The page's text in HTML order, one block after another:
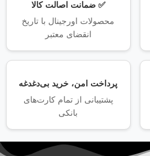
✅ ضمانت اصالت کالا
محصولات اورجینال با تاریخ
انقضای معتبر
پرداخت امن، خرید بی‌دغدغه
پشتیبانی از تمام کارت‌های
بانکی